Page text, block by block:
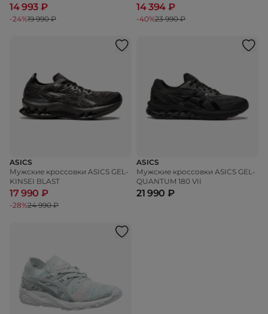
14 993 ₽
-24%19 990 ₽
14 394 ₽
-40%23 990 ₽
ASICS
Мужские кроссовки ASICS GEL-
KINSEI BLAST
17 990 ₽
-28%24 990 ₽
ASICS
Мужские кроссовки ASICS GEL-
QUANTUM 180 VII
21 990 ₽